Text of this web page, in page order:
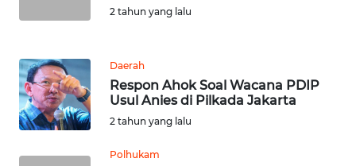
2 tahun yang lalu
Daerah
Respon Ahok Soal Wacana PDIP
Usul Anies di Pilkada Jakarta
2 tahun yang lalu
Polhukam
BANTEN
WN
NTT
WN